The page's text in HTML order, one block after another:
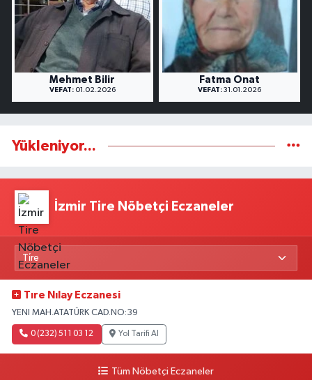
Mehmet Bilir
VEFAT:01.02.2026
Fatma Onat
VEFAT: 31.01.2026
Yükleniyor...
İzmir Tire Nöbetçi Eczaneler
Tıre Nılay Eczanesi
YENI MAH.ATATÜRK CAD.NO:39
0 (232) 511 03 12 Yol Tarifi Al
Tüm Nöbetçi Eczaneler